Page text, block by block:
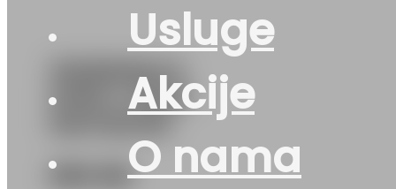
Usluge
Akcije
O nama
315/80R22.5
DHR-4 154M
890 KM